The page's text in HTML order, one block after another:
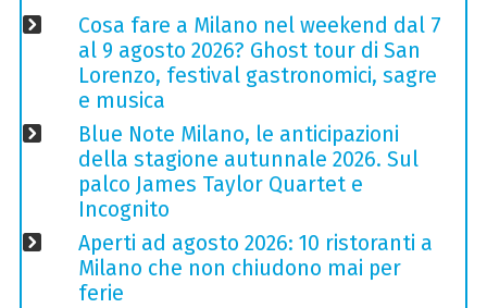
Cosa fare a Milano nel weekend dal 7
al 9 agosto 2026? Ghost tour di San
Lorenzo, festival gastronomici, sagre
e musica
Blue Note Milano, le anticipazioni
della stagione autunnale 2026. Sul
palco James Taylor Quartet e
Incognito
Aperti ad agosto 2026: 10 ristoranti a
Milano che non chiudono mai per
ferie